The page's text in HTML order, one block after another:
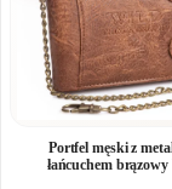
Portfel męski z
łańcuchem